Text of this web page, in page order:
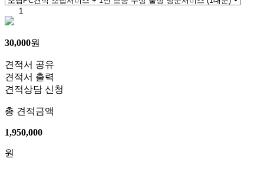
30,000원
견적서 공유
견적서 출력
견적상담 신청
총 견적금액
1,950,000
원